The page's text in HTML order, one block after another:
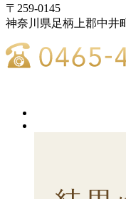
〒259-0145
神奈川県足柄上郡中井